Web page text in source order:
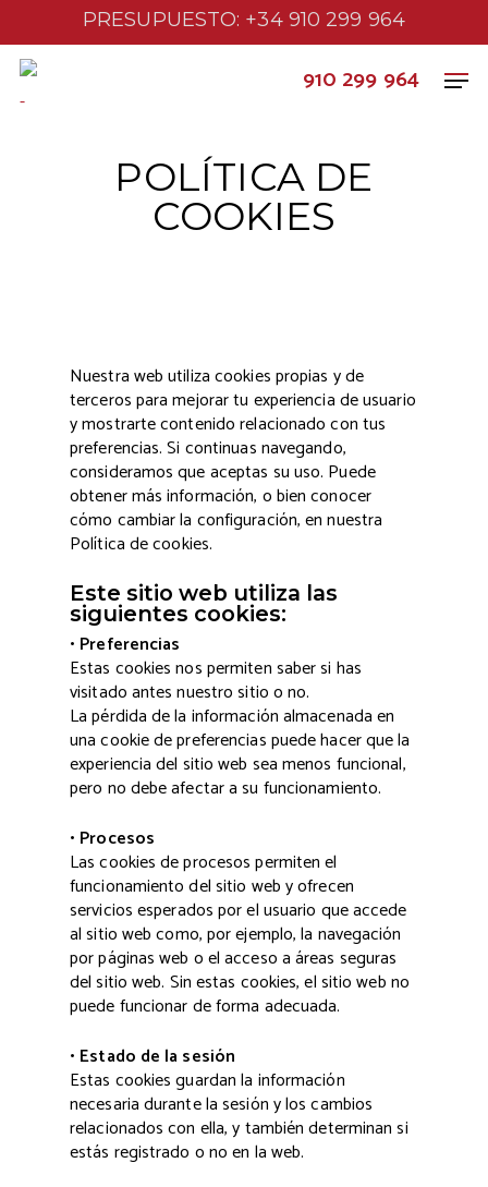
PRESUPUESTO: +34 910 299 964
910 299 964
-
POLÍTICA DE
COOKIES
Nuestra web utiliza cookies propias y de
terceros para mejorar tu experiencia de usuario
y mostrarte contenido relacionado con tus
preferencias. Si continuas navegando,
consideramos que aceptas su uso. Puede
obtener más información, o bien conocer
cómo cambiar la configuración, en nuestra
Política de cookies.
Este sitio web utiliza las
siguientes cookies:
• Preferencias
Estas cookies nos permiten saber si has
visitado antes nuestro sitio o no.
La pérdida de la información almacenada en
una cookie de preferencias puede hacer que la
experiencia del sitio web sea menos funcional,
pero no debe afectar a su funcionamiento.
• Procesos
Las cookies de procesos permiten el
funcionamiento del sitio web y ofrecen
servicios esperados por el usuario que accede
al sitio web como, por ejemplo, la navegación
por páginas web o el acceso a áreas seguras
del sitio web. Sin estas cookies, el sitio web no
puede funcionar de forma adecuada.
• Estado de la sesión
Estas cookies guardan la información
necesaria durante la sesión y los cambios
relacionados con ella, y también determinan si
estás registrado o no en la web.